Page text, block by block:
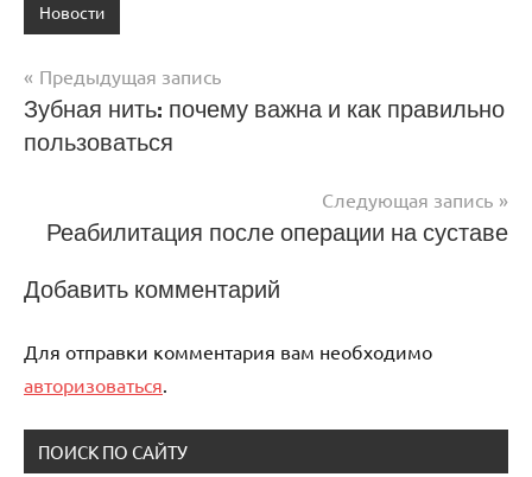
Новости
Навигация
по
Предыдущая запись
Зубная нить: почему важна и как правильно
пользоваться
Следующая запись
Реабилитация после операции на суставе
Добавить комментарий
Для отправки комментария вам необходимо
авторизоваться
ПОИСК ПО САЙТУ